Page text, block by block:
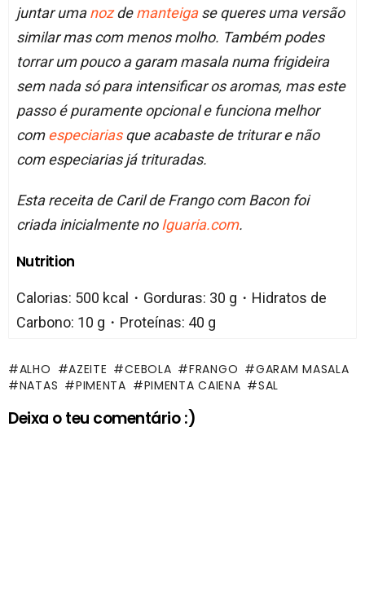
juntar umanozdemanteigase queres uma versão
similar mas com menos molho. Também podes
torrar um pouco a garam masala numa frigideira
sem nada só para intensificar os aromas, mas este
passo é puramente opcional e funciona melhor
comespeciariasque acabaste de triturar e não
com especiarias já trituradas.
Esta receita de Caril de Frango com Bacon foi
criada inicialmente no Iguaria.com.
Nutrition
Calorias: 500 kcal・Gorduras: 30 g・Hidratos de
Carbono: 10 g・Proteínas: 40 g
ALHO AZEITE CEBOLA FRANGO
GARAM MASALA
NATAS
PIMENTA PIMENTA CAIENA SAL
Deixa o teu comentário :)